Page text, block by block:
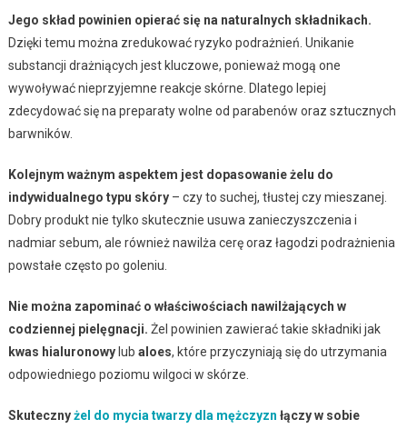
Jego skład powinien opierać się na naturalnych składnikach.
Dzięki temu można zredukować ryzyko podrażnień. Unikanie
substancji drażniących jest kluczowe, ponieważ mogą one
wywoływać nieprzyjemne reakcje skórne. Dlatego lepiej
zdecydować się na preparaty wolne od parabenów oraz sztucznych
barwników.
Kolejnym ważnym aspektem jest dopasowanie żelu do
indywidualnego typu skóry– czy to suchej, tłustej czy mieszanej.
Dobry produkt nie tylko skutecznie usuwa zanieczyszczenia i
nadmiar sebum, ale również nawilża cerę oraz łagodzi podrażnienia
powstałe często po goleniu.
Nie można zapominać o właściwościach nawilżających w
codziennej pielęgnacji. Żel powinien zawierać takie składniki jak
kwas hialuronowylub aloes, które przyczyniają się do utrzymania
odpowiedniego poziomu wilgoci w skórze.
Skutecznyżel do mycia twarzy dla mężczyzn łączy w sobie